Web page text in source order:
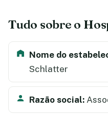
Tudo sobre o
Nome do
Schlatter
Razão social: